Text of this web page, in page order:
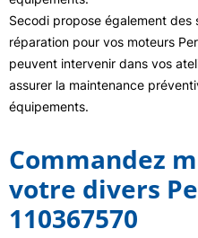
Secodi propose également
réparation pour vos moteurs
peuvent intervenir dans vos
assurer la maintenance
équipements.
Commandez
votre divers
110367570